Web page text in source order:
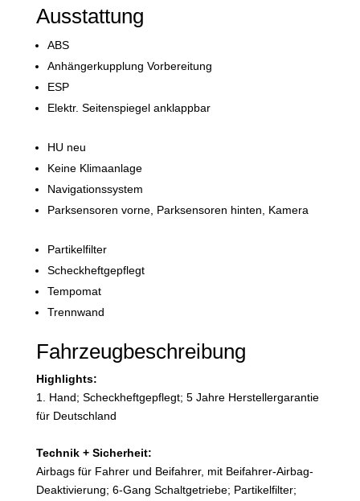
Ausstattung
ABS
Anhängerkupplung Vorbereitung
ESP
Elektr. Seitenspiegel anklappbar
HU neu
Keine Klimaanlage
Navigationssystem
Parksensoren vorne, Parksensoren hinten, Kamera
Partikelfilter
Scheckheftgepflegt
Tempomat
Trennwand
Fahrzeugbeschreibung
Highlights:
1. Hand; Scheckheftgepflegt; 5 Jahre Herstellergarantie
für Deutschland
Technik + Sicherheit:
Airbags für Fahrer und Beifahrer, mit Beifahrer-Airbag-
Deaktivierung; 6-Gang Schaltgetriebe; Partikelfilter;